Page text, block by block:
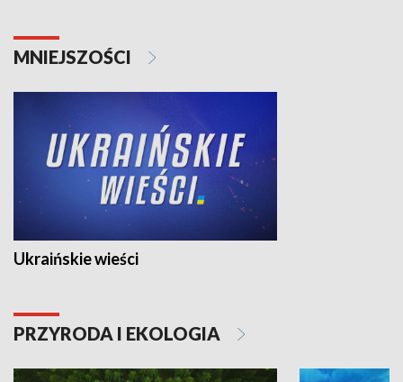
MNIEJSZOŚCI
Ukraińskie wieści
PRZYRODA I EKOLOGIA